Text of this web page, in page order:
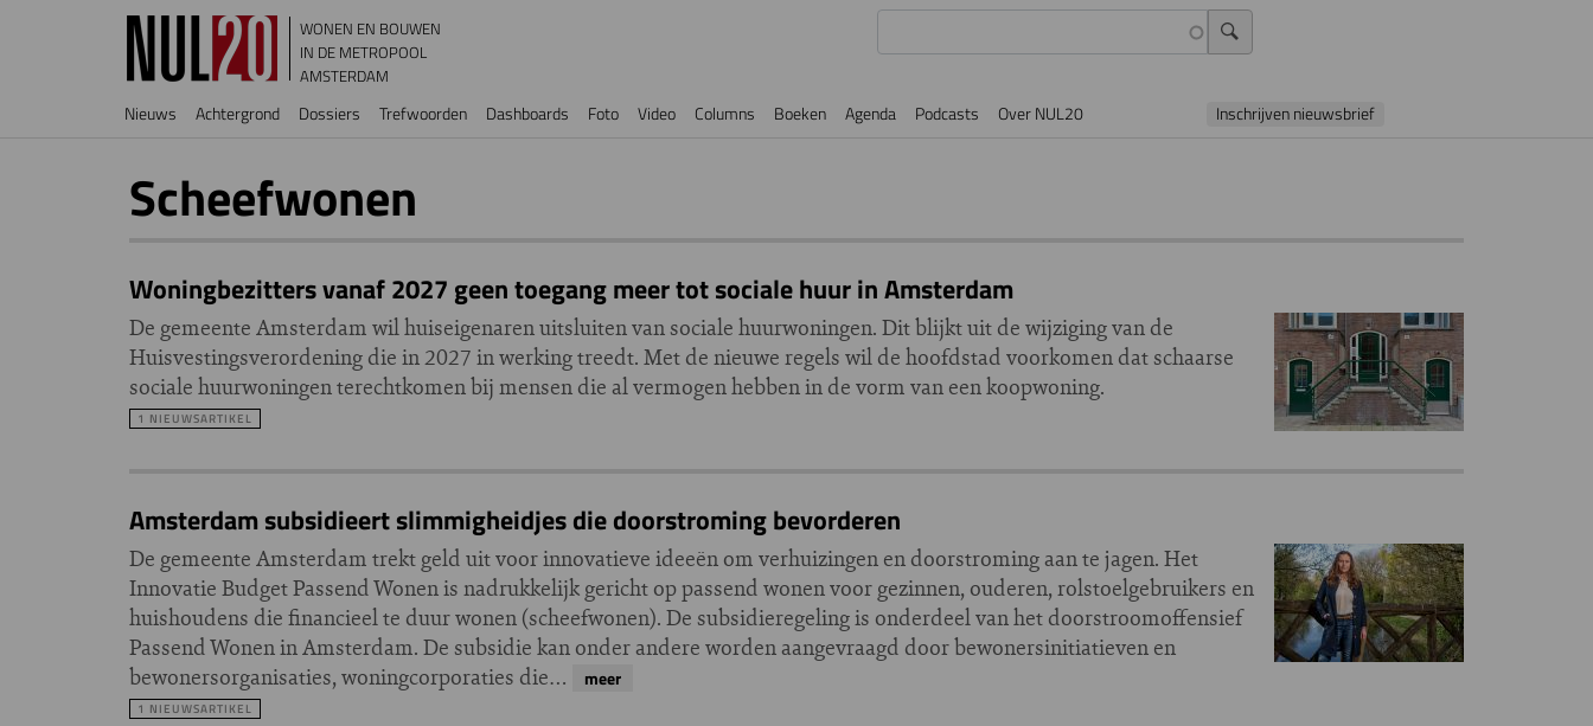
Overslaan en naar de inhoud gaan
WONEN EN BOUWEN
IN DE METROPOOL
AMSTERDAM
Hoofdnavigatie
Nieuws Achtergrond Dossiers Trefwoorden Dashboards Foto Video Columns Boeken Agenda Podcasts Over NUL20 Inschrijven nieuwsbrief
Scheefwonen
Woningbezitters vanaf 2027 geen toegang meer tot sociale huur in Amsterdam
De gemeente Amsterdam wil huiseigenaren uitsluiten van sociale huurwoningen. Dit blijkt uit de wijziging van de
Huisvestingsverordening die in 2027 in werking treedt. Met de nieuwe regels wil de hoofdstad voorkomen dat schaarse
sociale huurwoningen terechtkomen bij mensen die al vermogen hebben in de vorm van een koopwoning.
1 NIEUWSARTIKEL
Amsterdam subsidieert slimmigheidjes die doorstroming bevorderen
De gemeente Amsterdam trekt geld uit voor innovatieve ideeën om verhuizingen en doorstroming aan te jagen. Het
Innovatie Budget Passend Wonen is nadrukkelijk gericht op passend wonen voor gezinnen, ouderen, rolstoelgebruikers en
huishoudens die financieel te duur wonen (scheefwonen). De subsidieregeling is onderdeel van het doorstroomoffensief
Passend Wonen in Amsterdam. De subsidie kan onder andere worden aangevraagd door bewonersinitiatieven en
bewonersorganisaties, woningcorporaties die…
meer
1 NIEUWSARTIKEL